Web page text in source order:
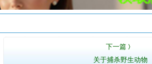
下一篇 〉
关于捕杀野生动物